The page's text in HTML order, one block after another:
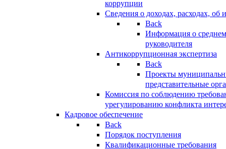
коррупции
Сведения о доходах, расходах, об
Back
Информация о
руководителя
Антикоррупционная экспертиза
Back
Проекты
представительные
Комиссия по соблюдению
урегулированию конфликта
Кадровое обеспечение
Back
Порядок поступления
Квалификационные требования